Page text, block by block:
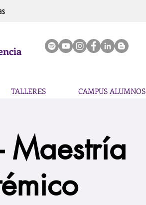
TALLERES CAMPUS ALUMNOS
Maestría